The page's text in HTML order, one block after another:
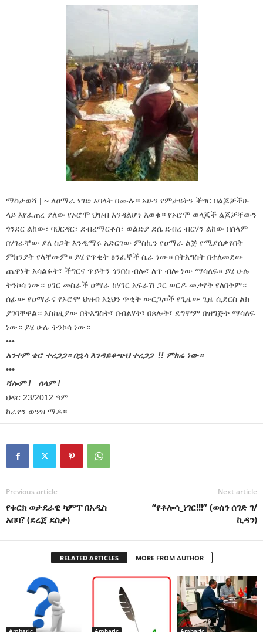
ማስታወሻ | ~ ለዐማራ ነገድ አባላት በሙሉ። አሁን የምታዩትን ችግር በልጆቻችሁ
ላይ እየፈጠረ ያለው የኦሮሞ ህዝብ እንዳልሆነ እወቁ። የኦሮሞ ወላጆች ልጆቻቸውን
ጎንደር ልከው፣ ባህርዳር፣ ደብረማርቆስ፣ ወልድያ ደሴ ደብረ ብርሃን ልከው በሰላም
በሃገራቸው ያለ ስጋት እንዲማሩ አድርገው ምስኪን የዐማራ ልጅ የሚያሰቃዩበት
ምክንያት የላቸውም። ይሄ የጥቂት ፅንፈኞች ሴራ ነው። በትእግስት በተለመደው
ጨዋነት አሳልፉት፣ ችግርና ጥይትን ጎንበስ ብሎ፣ ለጥ ብሎ ነው ማሳለፍ። ይሄ ሁሉ
ትንኮሳ ነው። ሀገር መስራች ዐማራ ከሃገር አፍራሽ ጋር ወርዶ መታየት የለበትም።
ሰፊው የዐማራና የኦሮሞ ህዝብ እኒህን ጥቂት ውርጋጦች የጊዜው ጊዜ ሲደርስ ልክ
ያገባቸዋል። እስከዚያው በትእግስት፣ በብልሃት፣ በጸሎት፣ ደግሞም በዝግጅት ማሳለፍ
ነው። ይሄ ሁሉ ትንኮሳ ነው።
•••
አንተም ቄሮ ተረጋጋ። በኋላ እንዳይቆጭህ ተረጋጋ !! ምክሬ ነው።
•••
ሻሎም ! ሰላም !
ህዳር 23/2012 ዓም
ከራየን ወንዝ ማዶ።
Previous article
የቱርክ ወታደራዊ ካምፕ በአዲስ
አበባ? (ደረጀ ደስታ)
Next article
“የቶሎሳ_ነገር!!!” (ወሰን ሰገድ ገ/
ኪዳን)
RELATED ARTICLES MORE FROM AUTHOR